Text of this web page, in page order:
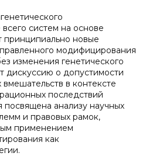
систем на основе
принципиально новые
модифицирования
изменения генетического
дискуссию о допустимости
в контексте
последствий
посвящена анализу научных
и правовых рамок,
применением
как